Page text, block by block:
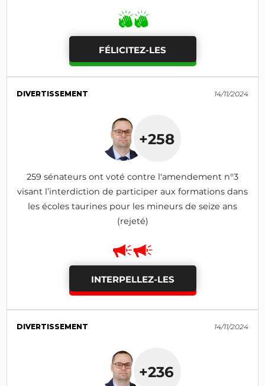
FÉLICITEZ-LES
DIVERTISSEMENT 14/11/2024
+258
259 sénateurs ont voté contre l'amendement n°3
visant l’interdiction de participer aux formations dans
les écoles taurines pour les mineurs de seize ans
(rejeté)
INTERPELLEZ-LES
DIVERTISSEMENT 14/11/2024
+236